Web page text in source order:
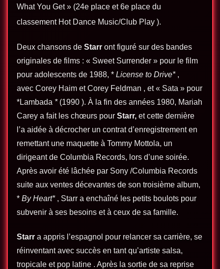
What You Get » (24e place et 6e place du
classement Hot Dance Music/Club Play ).
Deux chansons de Starr ont figuré sur des bandes
originales de films : « Sweet Surrender » pour le film
pour adolescents de 1988, * License to Drive*,
avec Corey Haim etCorey Feldman , et « Sata » pour
*Lambada *(1990 ). À la fin des années 1980, Mariah
Carey a fait les chœurs pour Starr, et cette dernière
l’a aidée à décrocher un contrat d’enregistrement en
remettant une maquette à Tommy Mottola, un
dirigeantde Columbia Records, lors d’une soirée.
Après avoir été lâchée par Sony /Columbia Records
suite aux ventes décevantes de son troisième album,
* By Heart*, Starr a enchaîné les petits boulots pour
subvenir à ses besoins et à ceux de sa famille.
Starr a appris l’espagnol pour relancer sa carrière, se
réinventant avec succès en tant qu’artiste salsa,
tropicale et pop latine . Après la sortie de sa reprise